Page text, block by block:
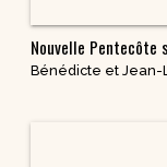
Nouvelle Pentecôte
Bénédicte et Jean-